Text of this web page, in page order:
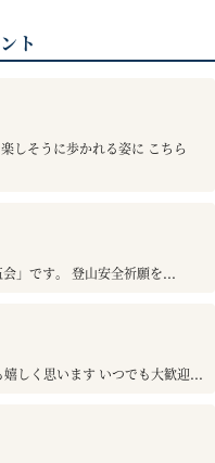
ト
しそうに歩かれる姿に こちら
」です。 登山安全祈願を...
しく思います いつでも大歓迎...